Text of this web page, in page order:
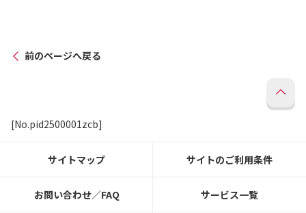
前のページへ戻る
[No.pid2500001zcb]
サイトマップ サイトのご利用条件
お問い合わせ／FAQ サービス一覧